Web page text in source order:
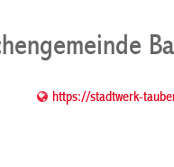
https://stadtwerk-